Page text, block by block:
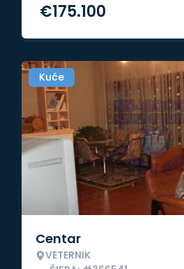
€175.100
Kuće
Centar
VETERNIK